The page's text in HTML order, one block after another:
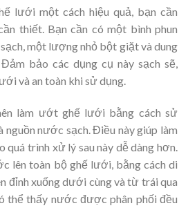
lưới một cách hiệu quả, bạn cần
thiết. Bạn cần có một bình phun
một lượng nhỏ bột giặt và dung
bảo các dụng cụ này sạch sẽ,
và an toàn khi sử dụng.
làm ướt ghế lưới bằng cách sử
nguồn nước sạch. Điều này giúp làm
quá trình xử lý sau này dễ dàng hơn.
lên toàn bộ ghế lưới, bằng cách di
đỉnh xuống dưới cùng và từ trái qua
thể thấy nước được phân phối đều